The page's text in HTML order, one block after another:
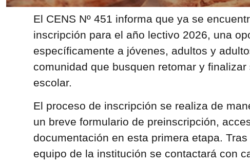
El CENS Nº 451 informa que ya se
inscripción para el año lectivo 2026, una
específicamente a jóvenes, adultos y
comunidad que busquen retomar y finalizar
escolar.
El proceso de inscripción se realiza de
un breve formulario de preinscripción,
documentación en esta primera etapa.
equipo de la institución se contactará con